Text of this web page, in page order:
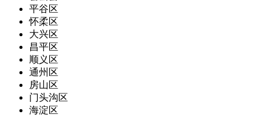
平谷区
怀柔区
大兴区
昌平区
顺义区
通州区
房山区
门头沟区
海淀区